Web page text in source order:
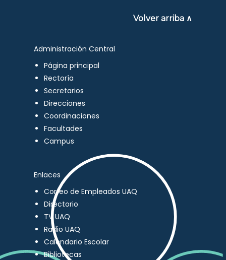
Volver arriba ∧
Administración Central
Página principal
Rectoría
Secretarios
Direcciones
Coordinaciones
Facultades
Campus
Enlaces
Correo de Empleados UAQ
Directorio
TV UAQ
Radio UAQ
Calendario Escolar
Bibliotecas